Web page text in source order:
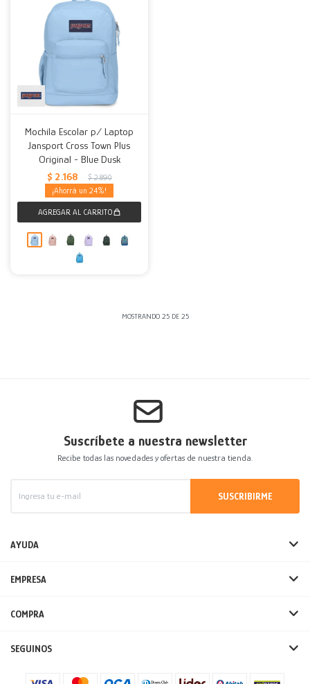
Mochila Escolar p/ Laptop
Jansport Cross Town Plus
Original - Blue Dusk
$ 2.168 $ 2.890
24
MOSTRANDO 25DE 25
Suscríbete a nuestra newsletter
Recibe todas las novedades y ofertas de nuestra tienda.
SUSCRIBIRME
AYUDA
EMPRESA
COMPRA
SEGUINOS